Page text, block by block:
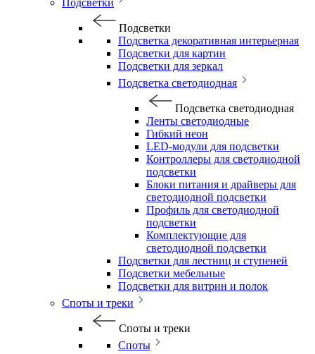
Подсветки
Подсветки
Подсветка декоративная интерьерная
Подсветки для картин
Подсветки для зеркал
Подсветка светодиодная
Подсветка светодиодная
Ленты светодиодные
Гибкий неон
LED-модули для подсветки
Контроллеры для светодиодной
подсветки
Блоки питания и драйверы для
светодиодной подсветки
Профиль для светодиодной
подсветки
Комплектующие для
светодиодной подсветки
Подсветки для лестниц и ступеней
Подсветки мебельные
Подсветки для витрин и полок
Споты и треки
Споты и треки
Споты